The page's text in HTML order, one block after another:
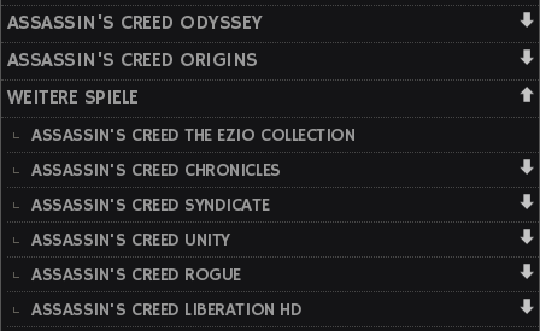
ASSASSIN'S CREED ODYSSEY
ASSASSIN'S CREED ORIGINS
WEITERE SPIELE
ASSASSIN'S CREED THE EZIO COLLECTION
ASSASSIN'S CREED CHRONICLES
ASSASSIN'S CREED SYNDICATE
ASSASSIN'S CREED UNITY
ASSASSIN'S CREED ROGUE
ASSASSIN'S CREED LIBERATION HD